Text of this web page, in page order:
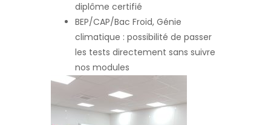
diplôme certifié
BEP/CAP/Bac Froid, Génie
climatique : possibilité de passer
les tests directement sans suivre
nos modules